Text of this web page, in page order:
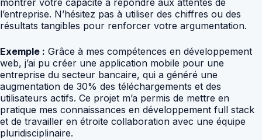
montrer votre capacité à répondre aux attentes de
l’entreprise. N’hésitez pas à utiliser des chiffres ou des
résultats tangibles pour renforcer votre argumentation.
Exemple : Grâce à mes compétences en développement
web, j’ai pu créer une application mobile pour une
entreprise du secteur bancaire, qui a généré une
augmentation de 30% des téléchargements et des
utilisateurs actifs. Ce projet m’a permis de mettre en
pratique mes connaissances en développement full stack
et de travailler en étroite collaboration avec une équipe
pluridisciplinaire.